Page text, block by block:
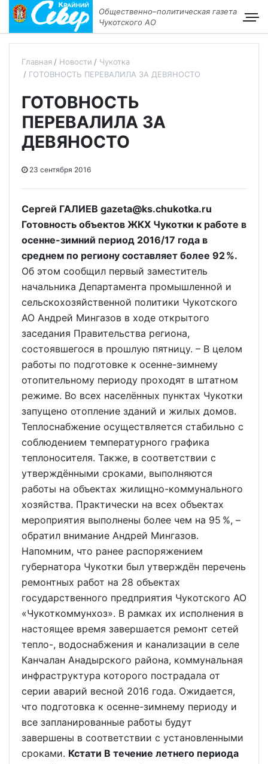
Общественно–политическая газета
Чукотского АО
Главная Новости
Чукотка
ГОТОВНОСТЬ ПЕРЕВАЛИЛА ЗА ДЕВЯНОСТО
ГОТОВНОСТЬ
ПЕРЕВАЛИЛА ЗА
ДЕВЯНОСТО
23 сентября 2016
Сергей ГАЛИЕВ gazeta@ks.chukotka.ru
Готовность объектов ЖКХ Чукотки к работе в
осенне-зимний период 2016/17 года в
среднем по региону составляет более 92 %.
Об этом сообщил первый заместитель
начальника Департамента промышленной и
сельскохозяйственной политики Чукотского
АО Андрей Мингазов в ходе открытого
заседания Правительства региона,
состоявшегося в прошлую пятницу. – В целом
работы по подготовке к осенне-зимнему
отопительному периоду проходят в штатном
режиме. Во всех населённых пунктах Чукотки
запущено отопление зданий и жилых домов.
Теплоснабжение осуществляется стабильно с
соблюдением температурного графика
теплоносителя. Также, в соответствии с
утверждёнными сроками, выполняются
работы на объектах жилищно-коммунального
хозяйства. Практически на всех объектах
мероприятия выполнены более чем на 95 %, –
обратил внимание Андрей Мингазов.
Напомним, что ранее распоряжением
губернатора Чукотки был утверждён перечень
ремонтных работ на 28 объектах
государственного предприятия Чукотского АО
«Чукоткоммунхоз». В рамках их исполнения в
настоящее время завершается ремонт сетей
тепло-, водоснабжения и канализации в селе
Канчалан Анадырского района, коммунальная
инфраструктура которого пострадала от
серии аварий весной 2016 года. Ожидается,
что подготовка к осенне-зимнему периоду и
все запланированные работы будут
завершены в соответствии с установленными
сроками. Кстати В течение летнего периода